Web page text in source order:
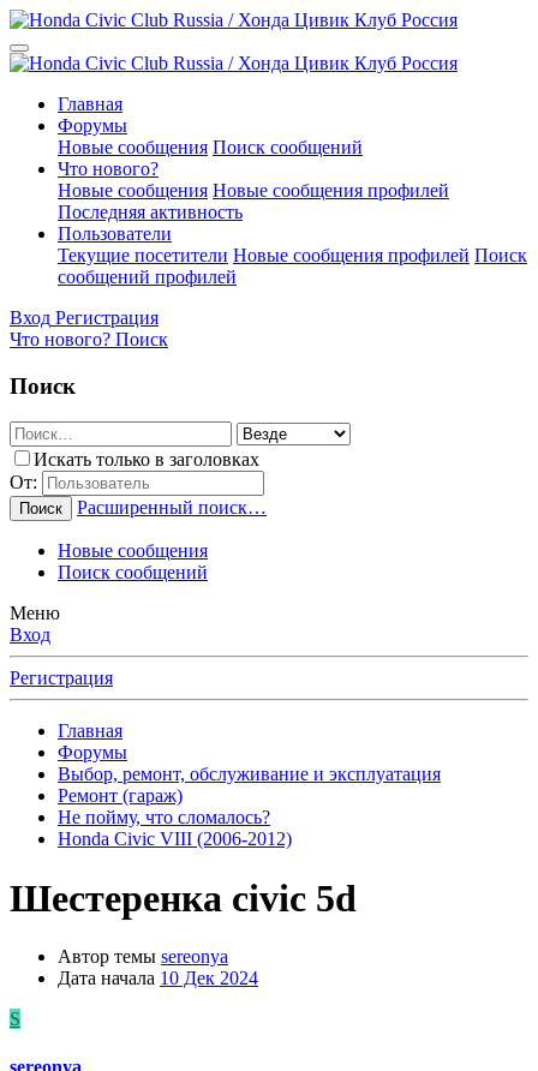
Главная
Форумы
Новые сообщения Поиск сообщений
Что нового?
Новые сообщения Новые сообщения профилей
Последняя активность
Пользователи
Текущие посетители Новые сообщения профилей Поиск
сообщений профилей
Вход Регистрация
Что нового? Поиск
Поиск
Искать только в заголовках
От:
Поиск Расширенный поиск…
Новые сообщения
Поиск сообщений
Меню
Вход
Регистрация
Главная
Форумы
Выбор, ремонт, обслуживание и эксплуатация
Ремонт (гараж)
Не пойму, что сломалось?
Honda Civic VIII (2006-2012)
Шестеренка civic 5d
Автор темы sereonya
Дата начала 10 Дек 2024
S
sereonya